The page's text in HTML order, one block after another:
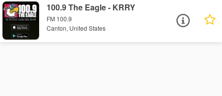
100.9 The Eagle - KRRY
FM 100.9
Canton, United States